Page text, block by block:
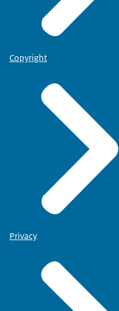
Copyright
Privacy